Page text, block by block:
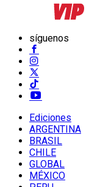
síguenos
Ediciones
ARGENTINA
BRASIL
CHILE
GLOBAL
MÉXICO